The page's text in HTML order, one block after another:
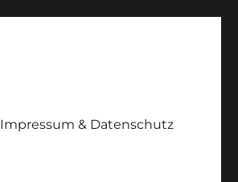
Impressum & Datenschutz